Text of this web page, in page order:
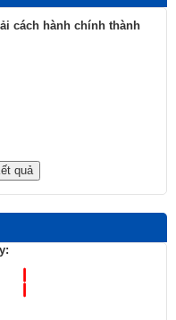
cách hành chính thành